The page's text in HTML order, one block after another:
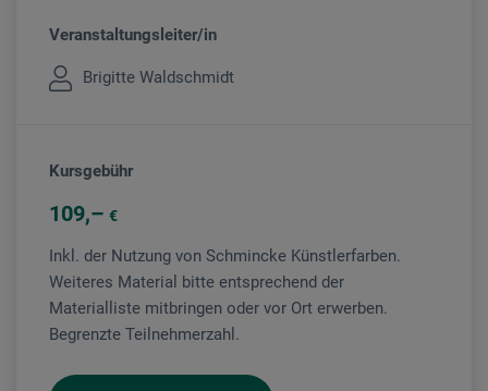
Veranstaltungsleiter/in
Brigitte Waldschmidt
Kursgebühr
109 €
Inkl. der Nutzung von Schmincke Künstlerfarben.
Weiteres Material bitte entsprechend der
Materialliste mitbringen oder vor Ort erwerben.
Begrenzte Teilnehmerzahl.